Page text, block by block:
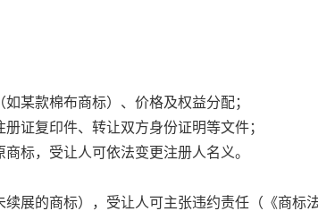
某款棉布商标）、价格及权益分配；
证复印件、转让双方身份证明等文件；
标，受让人可依法变更注册人名义。
展的商标），受让人可主张违约责任（《商标